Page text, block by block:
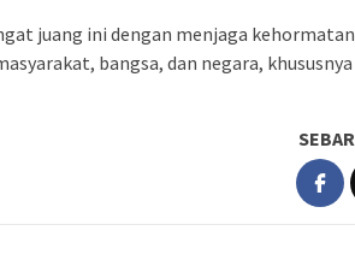
juang ini dengan menjaga
bangsa, dan negara,